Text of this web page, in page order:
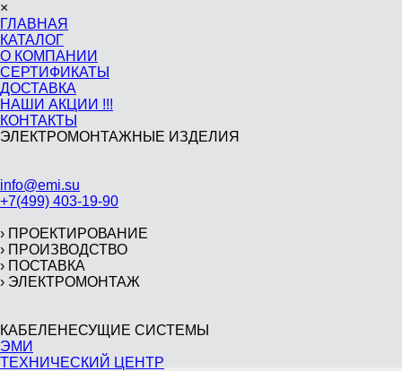
×
ГЛАВНАЯ
КАТАЛОГ
О КОМПАНИИ
СЕРТИФИКАТЫ
ДОСТАВКА
НАШИ АКЦИИ !!!
КОНТАКТЫ
ЭЛЕКТРОМОНТАЖНЫЕ ИЗДЕЛИЯ
info@emi.su
+7(499) 403-19-90
› ПРОЕКТИРОВАНИЕ
› ПРОИЗВОДСТВО
› ПОСТАВКА
› ЭЛЕКТРОМОНТАЖ
КАБЕЛЕНЕСУЩИЕ СИСТЕМЫ
ЭМИ
ТЕХНИЧЕСКИЙ ЦЕНТР